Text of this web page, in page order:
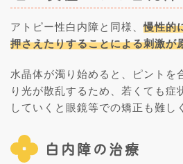
アトピー性白内障と同様、慢性的
押さえたりすることによる刺激が
水晶体が濁り始めると、ピントを
り光が散乱するため、若くても症
していくと眼鏡等での矯正も難し
白内障の治療